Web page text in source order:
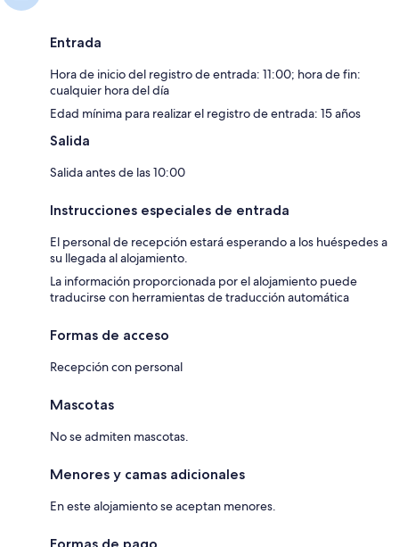
Entrada
Hora de inicio del registro de entrada: 11:00; hora de fin:
cualquier hora del día
Edad mínima para realizar el registro de entrada: 15 años
Salida
Salida antes de las 10:00
Instrucciones especiales de entrada
El personal de recepción estará esperando a los huéspedes a
su llegada al alojamiento.
La información proporcionada por el alojamiento puede
traducirse con herramientas de traducción automática
Formas de acceso
Recepción con personal
Mascotas
No se admiten mascotas.
Menores y camas adicionales
En este alojamiento se aceptan menores.